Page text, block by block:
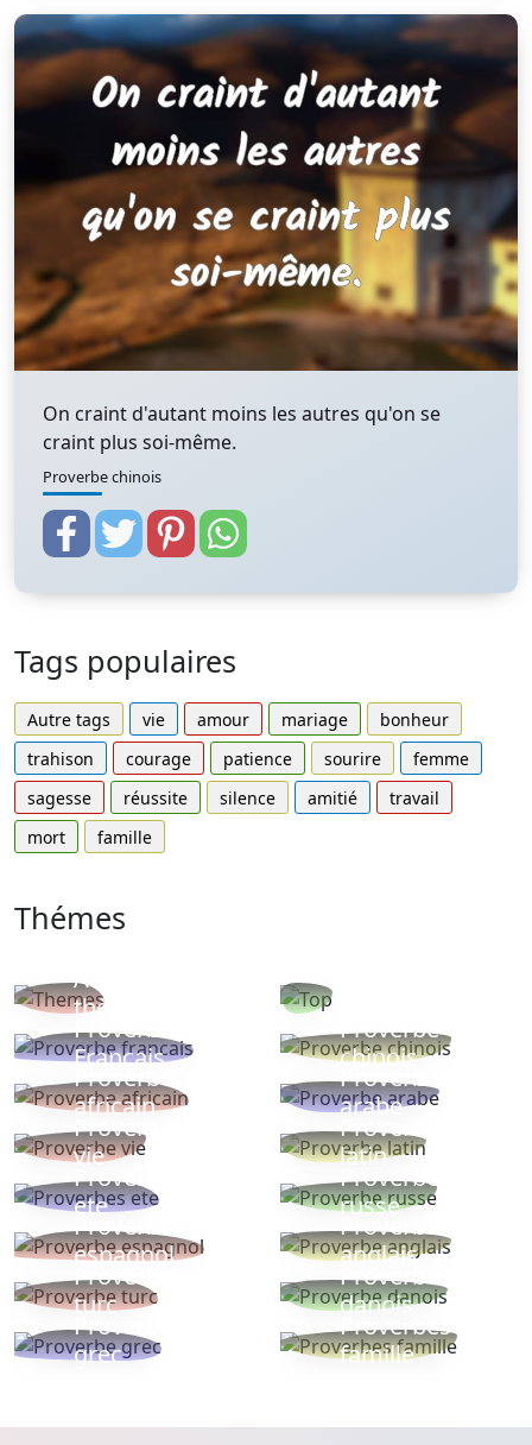
On craint d'autant moins les autres qu'on se
craint plus soi-même.
Proverbe chinois
Tags populaires
Autre tags vie amour mariage
bonheur
trahison
courage patience sourire
femme
sagesse
réussite silence amitié
travail
mort
famille
Thémes
Autres
thèmes
Proverbe
Français
Proverbe
chinois
Proverbe
africain
Proverbe
arabe
Proverbe
vie
Proverbe
latin
Proverbes
ete
Proverbe
russe
Proverbe
espagnol
Proverbe
anglais
Proverbe
turc
Proverbe
danois
Proverbe
grec
Proverbes
famille